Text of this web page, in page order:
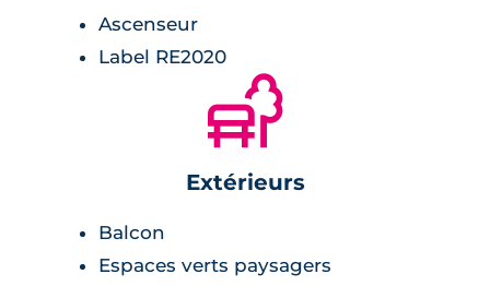
Ascenseur
Label RE2020
🌲
Extérieurs
Balcon
Espaces verts paysagers